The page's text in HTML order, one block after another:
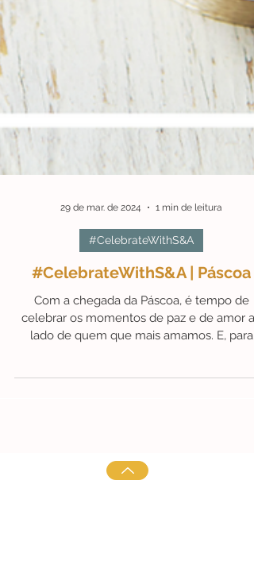
29 de mar. de 2024 1 min de leitura
tornar esta festividade